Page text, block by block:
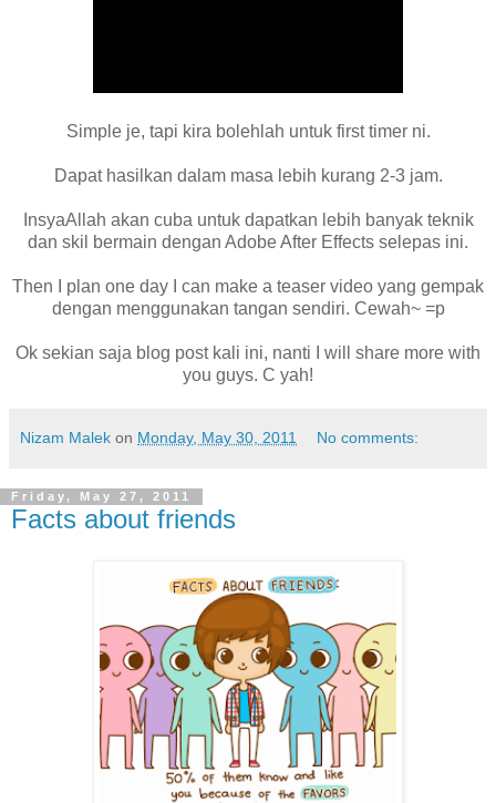
Simple je, tapi kira bolehlah untuk first timer ni.
Dapat hasilkan dalam masa lebih kurang 2-3 jam.
InsyaAllah akan cuba untuk dapatkan lebih banyak teknik
dan skil bermain dengan Adobe After Effects selepas ini.
Then I plan one day I can make a teaser video yang gempak
dengan menggunakan tangan sendiri. Cewah~ =p
Ok sekian saja blog post kali ini, nanti I will share more with
you guys. C yah!
Nizam Malek on Monday, May 30, 2011 No comments:
Friday, May 27, 2011
Facts about friends